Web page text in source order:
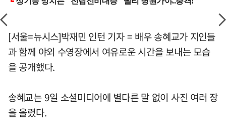
[서울=뉴시스]박재민 인턴 기자 = 배우 송혜교가 지인들
과 함께 야외 수영장에서 여유로운 시간을 보내는 모습
을 공개했다.
송혜교는 9일 소셜미디어에 별다른 말 없이 사진 여러 장
을 올렸다.